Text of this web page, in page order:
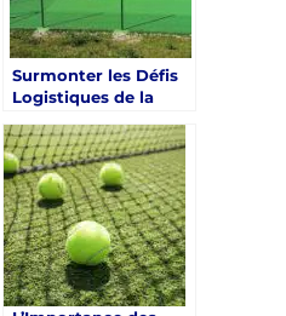
Surmonter les Défis
Logistiques de la
Court de Tennis en
Gazon Synthétique à
Nice